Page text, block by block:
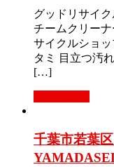
グッドリサイ
チームクリー
サイクルショ
タミ 目立つ汚
[…]
千葉市若葉